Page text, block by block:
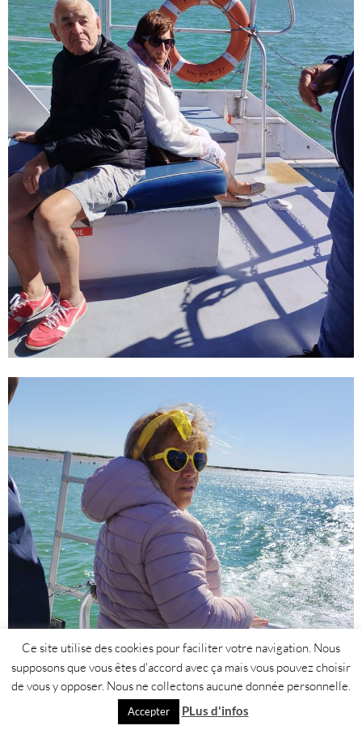
Ce site utilise des cookies pour faciliter votre navigation. Nous
supposons que vous êtes d'accord avec ça mais vous pouvez choisir
de vous y opposer. Nous ne collectons aucune donnée personnelle.
Accepter PLus d'infos